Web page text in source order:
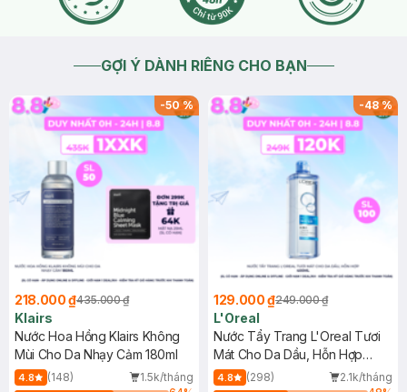
GỢI Ý DÀNH RIÊNG CHO BẠN
-50%
218.000 ₫435.000 ₫
Klairs
Nước Hoa Hồng Klairs Không
Mùi Cho Da Nhạy Cảm 180ml
4.8 (148)
1.5k/tháng
-48%
129.000 ₫249.000 ₫
L'Oreal
Nước Tẩy Trang L'Oreal Tươi
Mát Cho Da Dầu, Hỗn Hợp
400ml
4.8 (298)
2.1k/tháng